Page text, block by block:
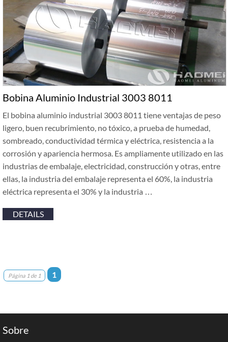
Bobina Aluminio Industrial 3003 8011
El bobina aluminio industrial 3003 8011 tiene ventajas de peso
ligero, buen recubrimiento, no tóxico, a prueba de humedad,
sombreado, conductividad térmica y eléctrica, resistencia a la
corrosión y apariencia hermosa. Es ampliamente utilizado en las
industrias de embalaje, electricidad, construcción y otras, entre
ellas, la industria del embalaje representa el 60%, la industria
eléctrica representa el 30% y la industria …
DETAILS
Página 1 de 1 1
Sobre